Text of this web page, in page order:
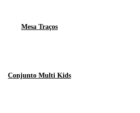
Mesa Traços
Conjunto Multi Kids